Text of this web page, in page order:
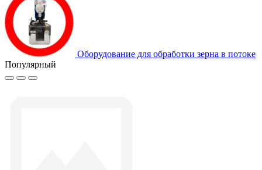
Оборудование для обработки зерна в потоке
Популярный